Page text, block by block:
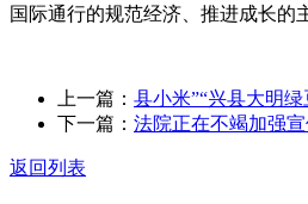
国际通行的规范经济、推进成长的
上一篇： 县小米”“兴县大明
下一篇： 法院正在不竭加强
返回列表